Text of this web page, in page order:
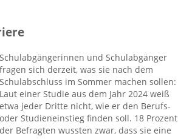
Schulabgängerinnen und Schulabgänger
fragen sich derzeit, was sie nach dem
Schulabschluss im Sommer machen sollen:
Laut einer Studie aus dem Jahr 2024 weiß
etwa jeder Dritte nicht, wie er den Berufs-
oder Studieneinstieg finden soll. 18 Prozent
der Befragten wussten zwar, dass sie eine